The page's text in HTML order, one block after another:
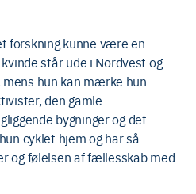
forskning kunne være en
står ude i Nordvest og
mens hun kan mærke hun
den gamle
bygninger og det
cyklet hjem og har så
og følelsen af fællesskab med